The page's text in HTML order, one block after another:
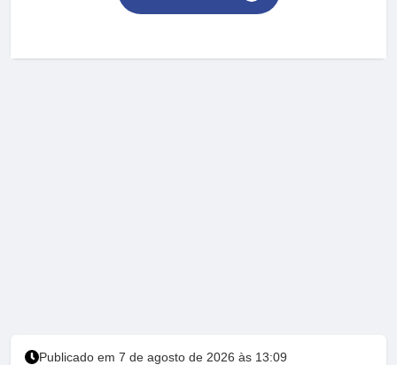
Publicado em 7 de agosto de 2026 às 13:09